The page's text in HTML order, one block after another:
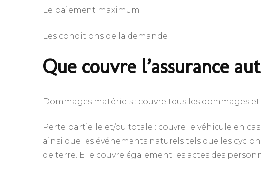
Le paiement maximum
Les conditions de la demande
Que couvre l’assurance
Dommages matériels : couvre tous les dommages
Perte partielle et/ou totale : couvre le véhicule en
ainsi que les événements naturels tels que les
de terre. Elle couvre également les actes des